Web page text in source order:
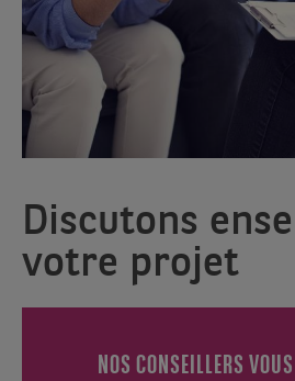
Discutons
votre projet
NOS CONSEILLERS VOUS